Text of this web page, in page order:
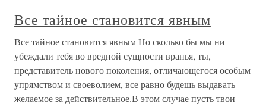
Все тайное становится явным
Все тайное становится явным Но сколько бы мы ни
убеждали тебя во вредной сущности вранья, ты,
представитель нового поколения, отличающегося особым
упрямством и своеволием, все равно будешь выдавать
желаемое за действительное.В этом случае пусть твои